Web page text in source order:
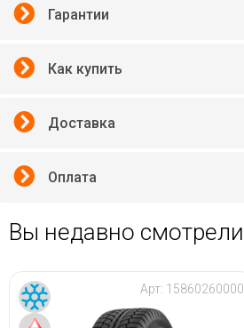
Гарантии
Как купить
Доставка
Оплата
Вы недавно смотрели
Арт: 15860260000